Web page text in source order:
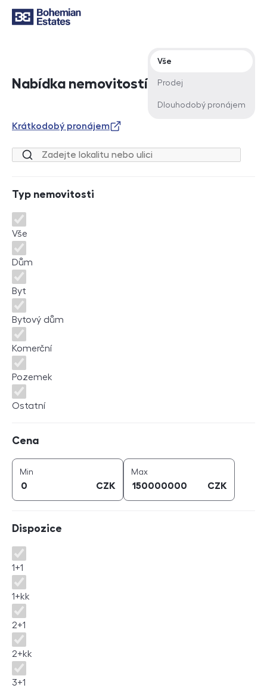
Nabídka nemovitostí
Typ nabídky
Vše
Prodej
Dlouhodobý pronájem
Krátkodobý pronájem
Lokalita nebo ulice
Typ nemovitosti
Typ nemovitosti
Vše
Dům
Byt
Bytový dům
Komerční
Pozemek
Ostatní
Cena
Min
CZK
Maxcena (
CZK
Dispozice
Dispozice
1+1
1+kk
2+1
2+kk
3+1